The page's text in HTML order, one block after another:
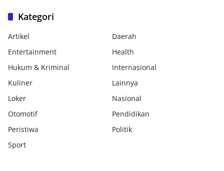
Kategori
Artikel
Daerah
Entertainment
Health
Hukum & Kriminal
Internasional
Kuliner
Lainnya
Loker
Nasional
Otomotif
Pendidikan
Peristiwa
Politik
Sport